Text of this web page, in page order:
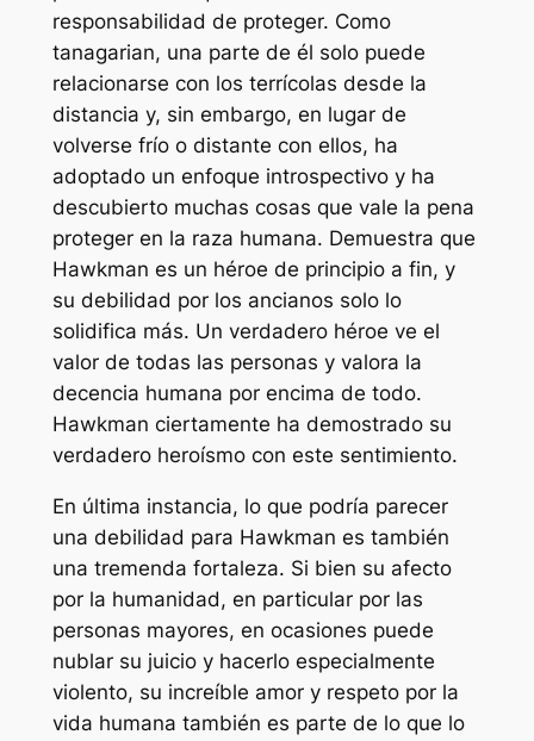
responsabilidad de proteger. Como
tanagarian, una parte de él solo puede
relacionarse con los terrícolas desde la
distancia y, sin embargo, en lugar de
volverse frío o distante con ellos, ha
adoptado un enfoque introspectivo y ha
descubierto muchas cosas que vale la pena
proteger en la raza humana. Demuestra que
Hawkman es un héroe de principio a fin, y
su debilidad por los ancianos solo lo
solidifica más. Un verdadero héroe ve el
valor de todas las personas y valora la
decencia humana por encima de todo.
Hawkman ciertamente ha demostrado su
verdadero heroísmo con este sentimiento.
En última instancia, lo que podría parecer
una debilidad para Hawkman es también
una tremenda fortaleza. Si bien su afecto
por la humanidad, en particular por las
personas mayores, en ocasiones puede
nublar su juicio y hacerlo especialmente
violento, su increíble amor y respeto por la
vida humana también es parte de lo que lo